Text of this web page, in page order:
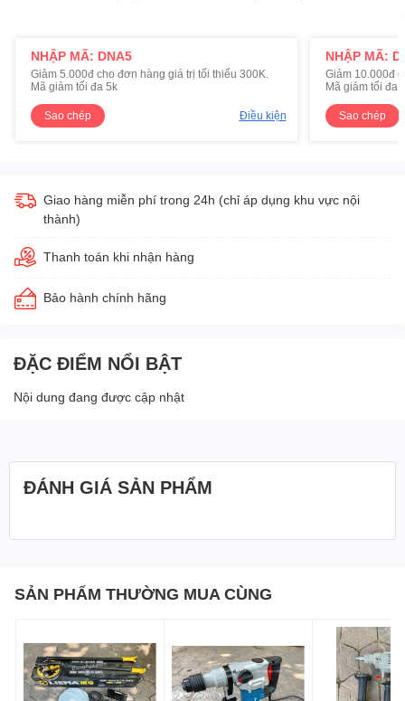
NHẬP MÃ: DNA5
Giảm 5.000đ cho đơn hàng giá trị tối thiểu 300K.
Mã giảm tối đa 5k
Sao chép Điều kiện
NHẬP MÃ:
Giảm 10.000đ
Mã giảm tối đa
Sao chép
Giao hàng miễn phí trong 24h (chỉ áp dụng khu vực nội
thành)
Thanh toán khi nhận hàng
Bảo hành chính hãng
ĐẶC ĐIỂM NỔI BẬT
Nội dung đang được cập nhật
ĐÁNH GIÁ SẢN PHẨM
SẢN PHẨM THƯỜNG MUA CÙNG